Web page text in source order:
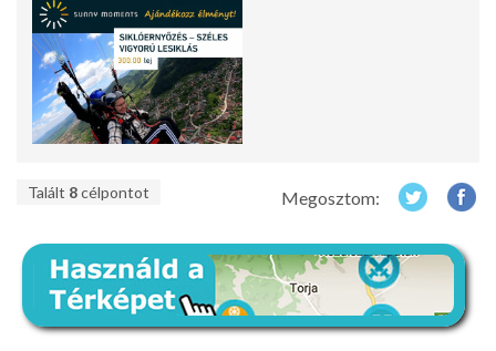
Talált 8célpontot Megosztom: